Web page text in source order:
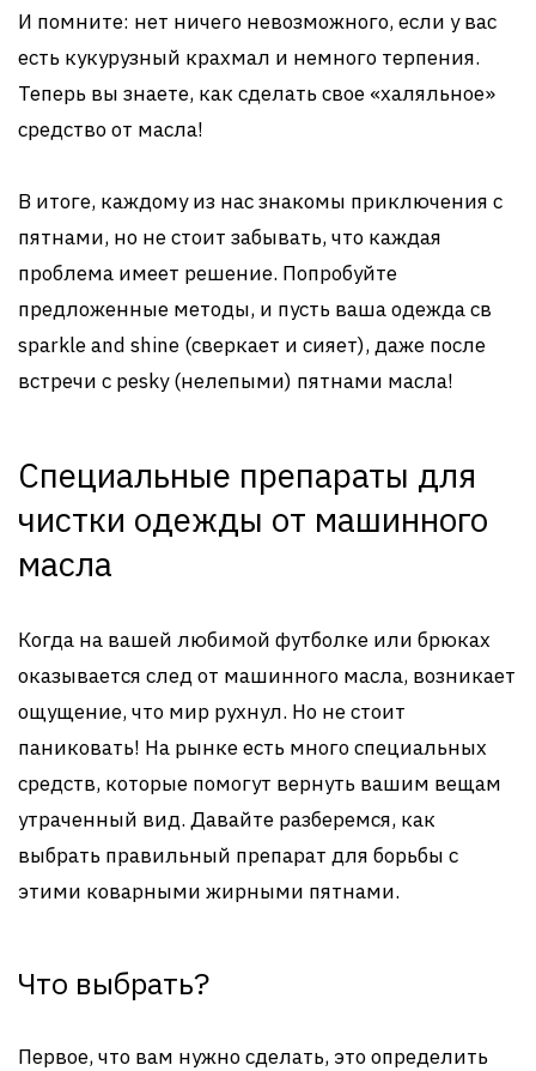
И помните: нет ничего невозможного, если у вас
есть кукурузный крахмал и немного терпения.
Теперь вы знаете, как сделать свое «халяльное»
средство от масла!
В итоге, каждому из нас знакомы приключения с
пятнами, но не стоит забывать, что каждая
проблема имеет решение. Попробуйте
предложенные методы, и пусть ваша одежда св
sparkle and shine (сверкает и сияет), даже после
встречи с pesky (нелепыми) пятнами масла!
Специальные препараты для
чистки одежды от машинного
масла
Когда на вашей любимой футболке или брюках
оказывается след от машинного масла, возникает
ощущение, что мир рухнул. Но не стоит
паниковать! На рынке есть много специальных
средств, которые помогут вернуть вашим вещам
утраченный вид. Давайте разберемся, как
выбрать правильный препарат для борьбы с
этими коварными жирными пятнами.
Что выбрать?
Первое, что вам нужно сделать, это определить